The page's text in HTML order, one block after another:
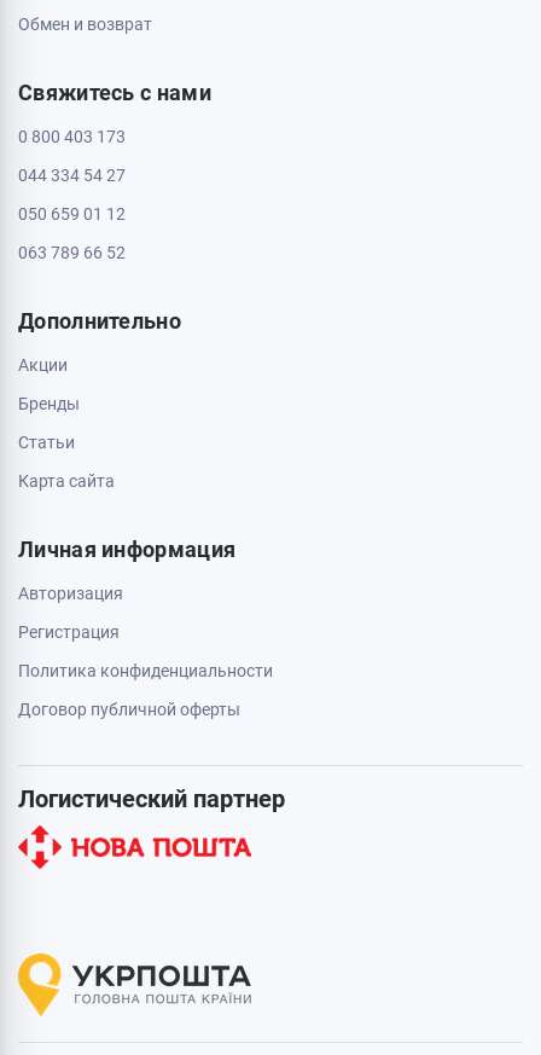
Обмен и возврат
Свяжитесь с нами
0 800 403 173
044 334 54 27
050 659 01 12
063 789 66 52
Дополнительно
Акции
Бренды
Статьи
Карта сайта
Личная информация
Авторизация
Регистрация
Политика конфиденциальности
Договор публичной оферты
Логистический партнер